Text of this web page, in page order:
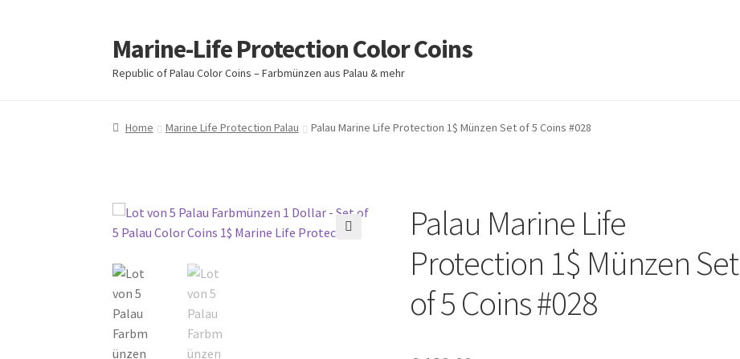
Skip
to
navigation
Skip
to
content
Marine-Life Protection Color Coins
Republic of Palau Color Coins – Farbmünzen aus Palau & mehr
Home Marine Life Protection Palau Palau Marine Life Protection 1$ Münzen Set of 5 Coins #028
Palau Marine Life
Protection 1$ Münzen Set
of 5 Coins #028